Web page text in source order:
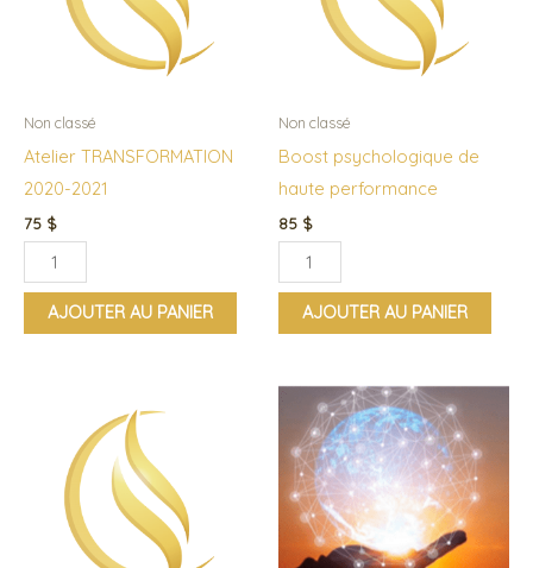
Non classé
Atelier TRANSFORMATION
2020-2021
75 $
2020-
AJOUTER AU PANIER
Non classé
Boost psychologique de
haute performance
85 $
AJOUTER AU PANIER
Comment
briller
quantité
Conférence
Gardons
notre
lumière